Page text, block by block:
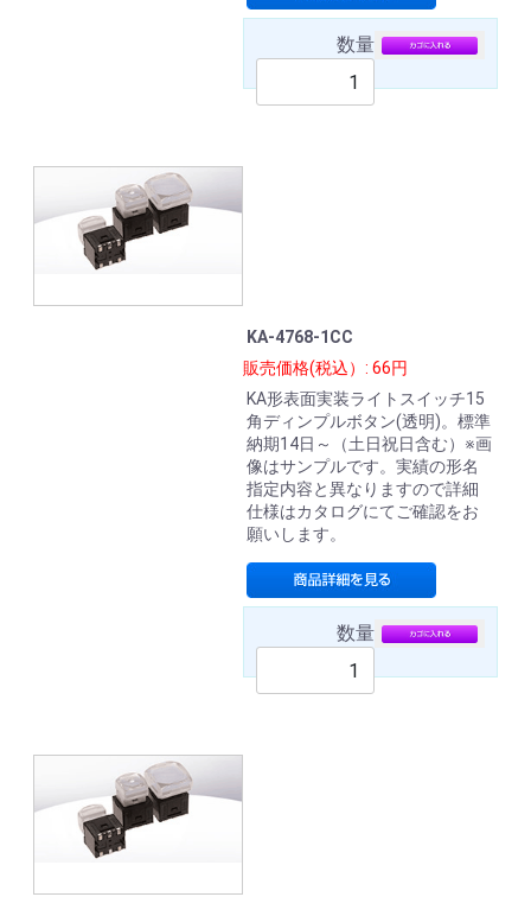
数量
KA-4768-1CC
販売価格(税込）: 66円
KA形表面実装ライトスイッチ15
角ディンプルボタン(透明)。標準
納期14日～（土日祝日含む）※画
像はサンプルです。実績の形名
指定内容と異なりますので詳細
仕様はカタログにてご確認をお
願いします。
数量